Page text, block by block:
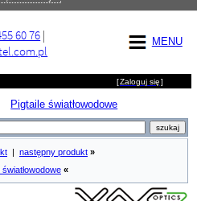
MENU
60 76 |
[Zaloguj się]
Pigtaile światłowodowe
następny produkt »
światłowodowe «